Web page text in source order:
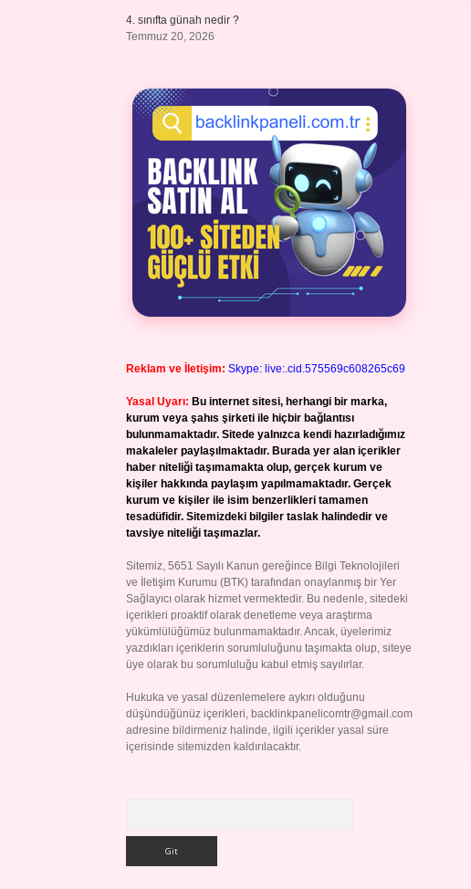
4. sınıfta günah nedir ?
Temmuz 20, 2026
Reklam ve İletişim: Skype: live:.cid.575569c608265c69
Yasal Uyarı: Bu internet sitesi, herhangi bir marka,
kurum veya şahıs şirketi ile hiçbir bağlantısı
bulunmamaktadır. Sitede yalnızca kendi hazırladığımız
makaleler paylaşılmaktadır. Burada yer alan içerikler
haber niteliği taşımamakta olup, gerçek kurum ve
kişiler hakkında paylaşım yapılmamaktadır. Gerçek
kurum ve kişiler ile isim benzerlikleri tamamen
tesadüfidir. Sitemizdeki bilgiler taslak halindedir ve
tavsiye niteliği taşımazlar.
Sitemiz, 5651 Sayılı Kanun gereğince Bilgi Teknolojileri
ve İletişim Kurumu (BTK) tarafından onaylanmış bir Yer
Sağlayıcı olarak hizmet vermektedir. Bu nedenle, sitedeki
içerikleri proaktif olarak denetleme veya araştırma
yükümlülüğümüz bulunmamaktadır. Ancak, üyelerimiz
yazdıkları içeriklerin sorumluluğunu taşımakta olup, siteye
üye olarak bu sorumluluğu kabul etmiş sayılırlar.
Hukuka ve yasal düzenlemelere aykırı olduğunu
düşündüğünüz içerikleri, backlinkpanelicomtr@gmail.com
adresine bildirmeniz halinde, ilgili içerikler yasal süre
içerisinde sitemizden kaldırılacaktır.